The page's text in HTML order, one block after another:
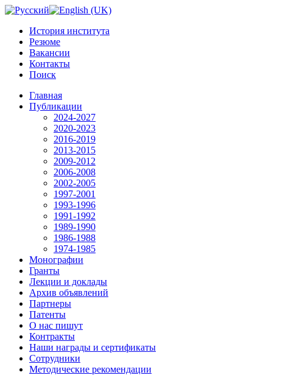
История института
Резюме
Вакансии
Контакты
Поиск
Главная
Публикации
2024-2027
2020-2023
2016-2019
2013-2015
2009-2012
2006-2008
2002-2005
1997-2001
1993-1996
1991-1992
1989-1990
1986-1988
1974-1985
Монографии
Гранты
Лекции и доклады
Архив объявлений
Партнеры
Патенты
О нас пишут
Контракты
Наши награды и сертификаты
Сотрудники
Методические рекомендации